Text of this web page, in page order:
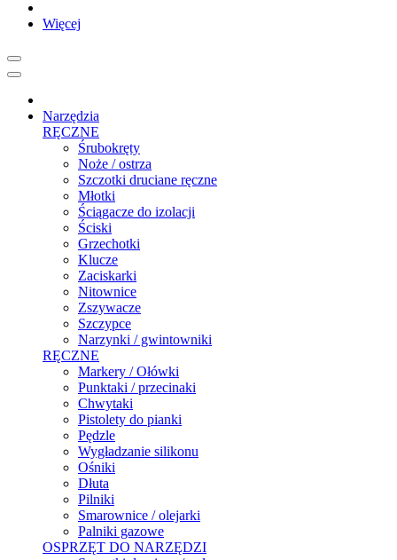
Więcej
Narzędzia
RĘCZNE
Śrubokręty
Noże / ostrza
Szczotki druciane ręczne
Młotki
Ściągacze do izolacji
Ściski
Grzechotki
Klucze
Zaciskarki
Nitownice
Zszywacze
Szczypce
Narzynki / gwintowniki
RĘCZNE
Markery / Ołówki
Punktaki / przecinaki
Chwytaki
Pistolety do pianki
Pędzle
Wygładzanie silikonu
Ośniki
Dłuta
Pilniki
Smarownice / olejarki
Palniki gazowe
OSPRZĘT DO NARZĘDZI